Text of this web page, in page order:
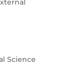
Science